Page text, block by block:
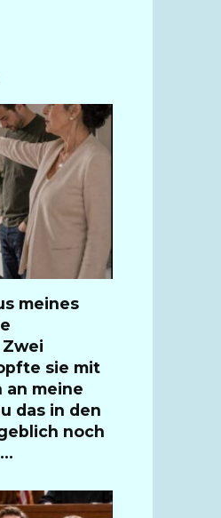
meines
sie mit
an meine
das in den
noch